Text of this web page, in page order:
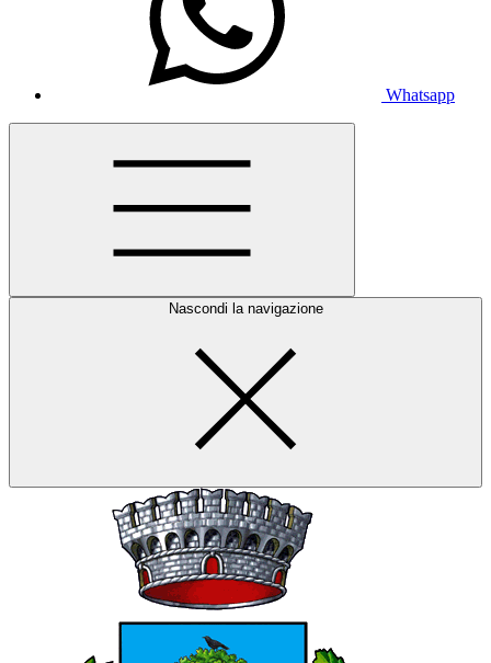
Whatsapp
Nascondi la navigazione